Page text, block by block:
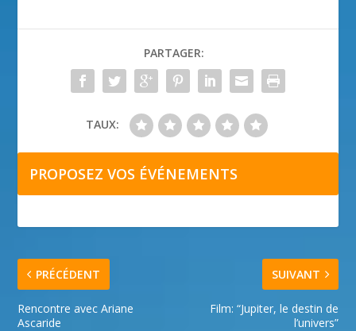
PARTAGER:
TAUX:
PROPOSEZ VOS ÉVÉNEMENTS
PRÉCÉDENT
Rencontre avec Ariane
Ascaride
SUIVANT
Film: “Jupiter, le destin de
l’univers”